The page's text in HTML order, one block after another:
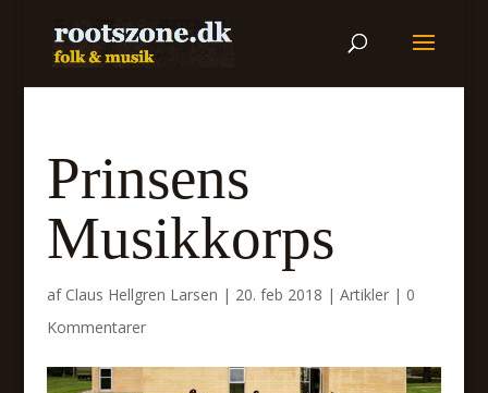
Prinsens
Musikkorps
af Claus Hellgren Larsen | 20. feb 2018 | Artikler| 0
Kommentarer